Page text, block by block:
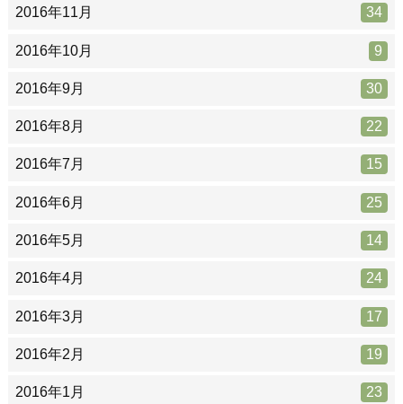
2016年11月 34
2016年10月 9
2016年9月 30
2016年8月 22
2016年7月 15
2016年6月 25
2016年5月 14
2016年4月 24
2016年3月 17
2016年2月 19
2016年1月 23